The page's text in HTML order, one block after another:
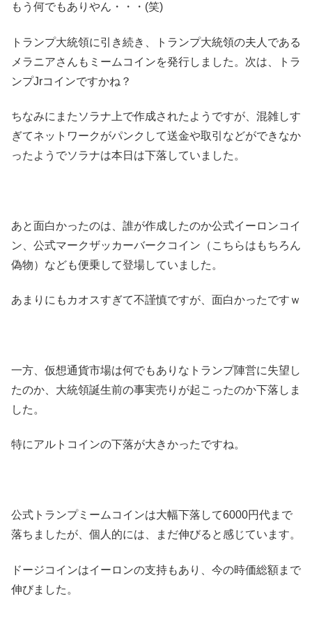
もう何でもありやん・・・(笑)
トランプ大統領に引き続き、トランプ大統領の夫人である
メラニアさんもミームコインを発行しました。次は、トラ
ンプJrコインですかね？
ちなみにまたソラナ上で作成されたようですが、混雑しす
ぎてネットワークがパンクして送金や取引などができなか
ったようでソラナは本日は下落していました。
あと面白かったのは、誰が作成したのか公式イーロンコイ
ン、公式マークザッカーバークコイン（こちらはもちろん
偽物）なども便乗して登場していました。
あまりにもカオスすぎて不謹慎ですが、面白かったですｗ
一方、仮想通貨市場は何でもありなトランプ陣営に失望し
たのか、大統領誕生前の事実売りが起こったのか下落しま
した。
特にアルトコインの下落が大きかったですね。
公式トランプミームコインは大幅下落して6000円代まで
落ちましたが、個人的には、まだ伸びると感じています。
ドージコインはイーロンの支持もあり、今の時価総額まで
伸びました。